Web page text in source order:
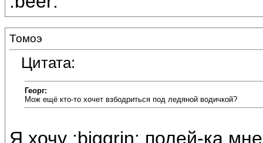
Томоэ
Цитата:
Георг:
Мож ещё кто-то хочет взбодриться под ледяной водичкой?
Я хочу :biggrin: полей-ка